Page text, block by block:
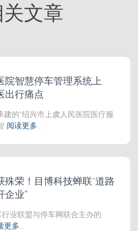
文章
院智慧停车管理系统上
出行痛点
的“绍兴市上虞人民医院医疗服
阅读更多…
殊荣！目博科技蝉联“道路
企业”
行业联盟与停车网联合主办的
更多…